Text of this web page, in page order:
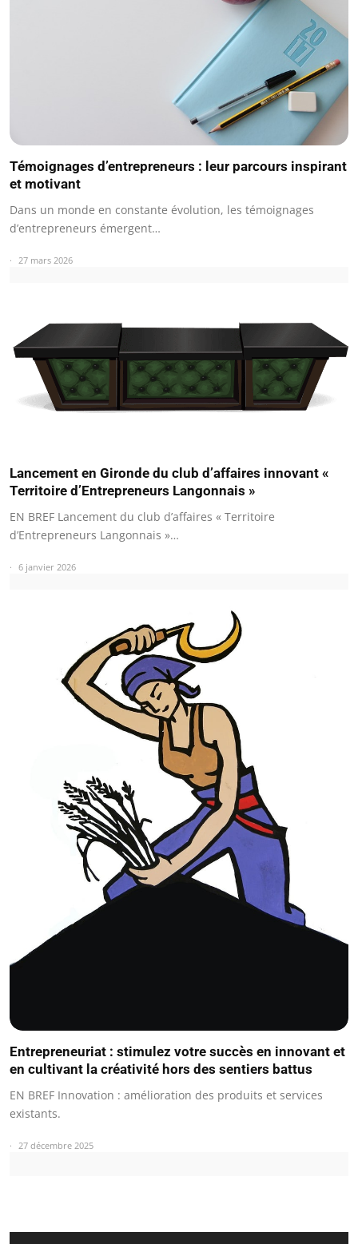
Témoignages d’entrepreneurs : leur parcours inspirant
et motivant
Dans un monde en constante évolution, les témoignages
d’entrepreneurs émergent…
27 mars 2026
Lancement en Gironde du club d’affaires innovant «
Territoire d’Entrepreneurs Langonnais »
EN BREF Lancement du club d’affaires « Territoire
d’Entrepreneurs Langonnais »…
6 janvier 2026
Entrepreneuriat : stimulez votre succès en innovant et
en cultivant la créativité hors des sentiers battus
EN BREF Innovation : amélioration des produits et services
existants.
27 décembre 2025